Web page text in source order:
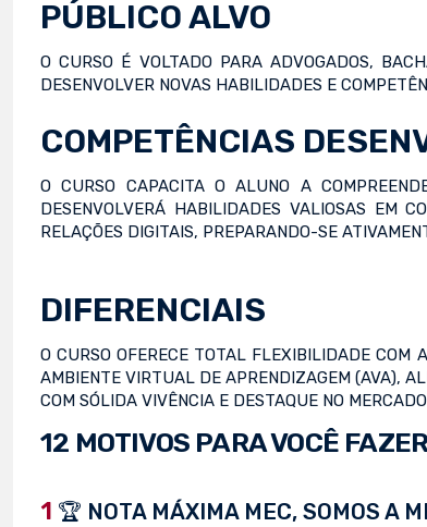
PÚBLICO ALVO
O CURSO É VOLTADO PARA ADVOGADOS,
DESENVOLVER NOVAS HABILIDADES E
COMPETÊNCIAS
O CURSO CAPACITA O ALUNO A
DESENVOLVERÁ HABILIDADES VALIOSAS EM
RELAÇÕES DIGITAIS, PREPARANDO-SE
DIFERENCIAIS
O CURSO OFERECE TOTAL FLEXIBILIDADE COM
AMBIENTE VIRTUAL DE APRENDIZAGEM (AVA),
COM SÓLIDA VIVÊNCIA E DESTAQUE NO
12 MOTIVOS PARA VOCÊ
1 🏆 NOTA MÁXIMA MEC, SOMOS A